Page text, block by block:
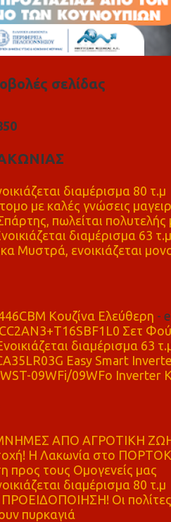
σελίδας
50
διαμέρισμα 80 τ.μ
με καλές γνώσεις
πωλείται πολυτελής
διαμέρισμα 63 τ.μ
Μυστρά, ενοικιάζεται
Κουζίνα Ελεύθερη -
Σετ
διαμέρισμα 63
Easy Smart
09WFi/09WFo Inverter
ΑΠΟ ΑΓΡΟΤΙΚΗ
Η Λακωνία στο
προς τους Ομογενείς μας
διαμέρισμα 80 τ.μ
Οι πολίτες
πυρκαγιά